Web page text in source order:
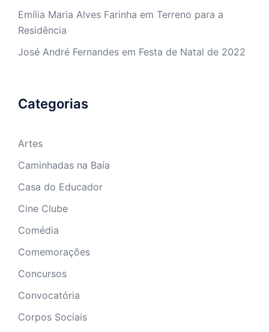
Emília Maria Alves Farinha em Terreno para a
Residência
José André Fernandes em Festa de Natal de 2022
Categorias
Artes
Caminhadas na Baía
Casa do Educador
Cine Clube
Comédia
Comemorações
Concursos
Convocatória
Corpos Sociais